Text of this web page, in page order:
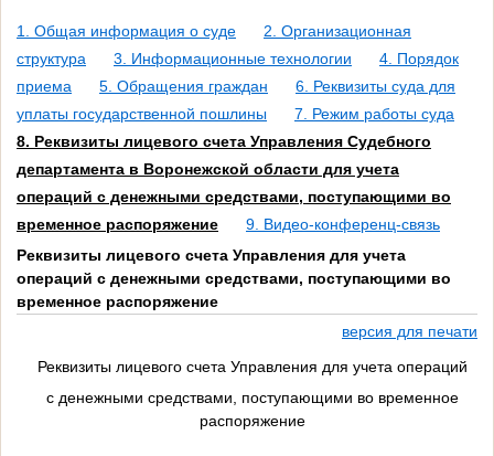
1. Общая информация о суде
2. Организационная
структура
3. Информационные технологии
4. Порядок
приема
5. Обращения граждан
6. Реквизиты суда для
уплаты государственной пошлины
7. Режим работы суда
8. Реквизиты лицевого счета Управления Судебного
департамента в Воронежской области для учета
операций с денежными средствами, поступающими во
временное распоряжение
9. Видео-конференц-связь
Реквизиты лицевого счета Управления для учета
операций с денежными средствами, поступающими во
временное распоряжение
версия для печати
Реквизиты лицевого счета Управления для учета операций
с денежными средствами, поступающими во временное
распоряжение